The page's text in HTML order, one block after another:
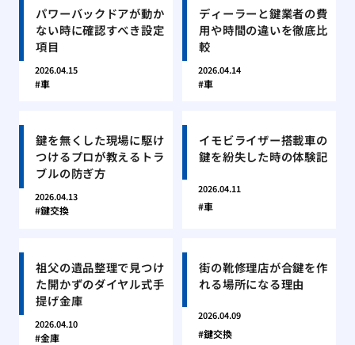
パワーバックドアが動か
ない時に確認すべき設定
項目
2026.04.15
車
ディーラーと鍵業者の費
用や時間の違いを徹底比
較
2026.04.14
車
鍵を無くした現場に駆け
つけるプロが教えるトラ
ブルの防ぎ方
2026.04.13
鍵交換
イモビライザー搭載車の
鍵を紛失した時の体験記
2026.04.11
車
祖父の遺品整理で見つけ
た開かずのダイヤル式手
提げ金庫
2026.04.10
金庫
街の靴修理店が合鍵を作
れる場所になる理由
2026.04.09
鍵交換